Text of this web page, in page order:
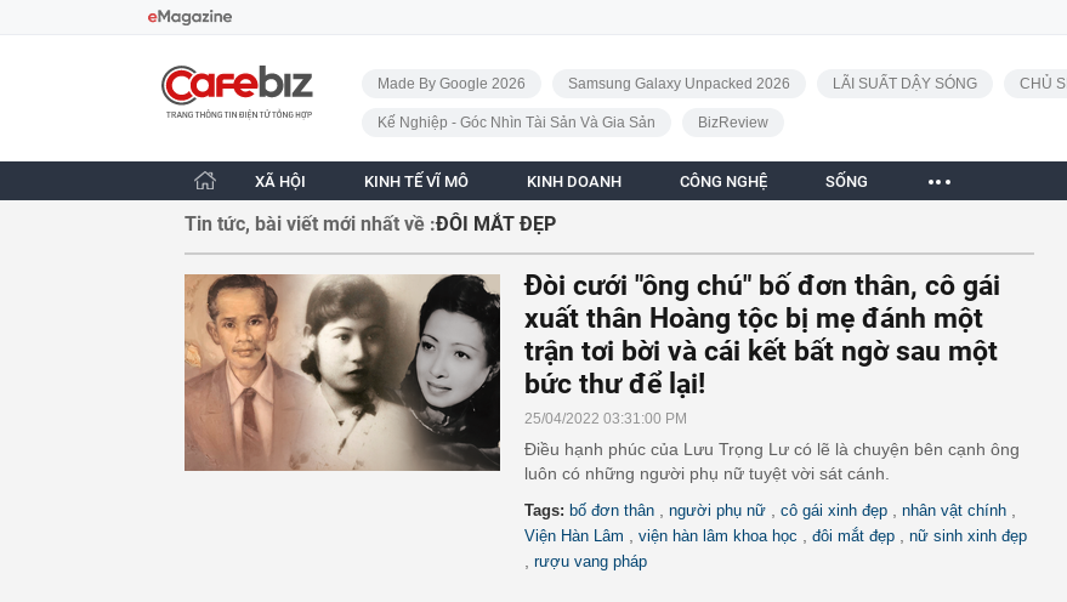
CafeBiz - Trang chủ
Made By Google 2026
Samsung Galaxy Unpacked 2026 LÃI SUẤT DẬY SÓNG CHỦ
Kế Nghiệp - Góc Nhìn Tài Sản Và Gia Sản BizReview
XÃ HỘI KINH TẾ VĨ MÔ KINH DOANH CÔNG NGHỆ SỐNG
Tin tức, bài viết mới nhất về :ĐÔI MẮT ĐẸP
Đòi cưới "ông chú" bố đơn thân, cô gái
xuất thân Hoàng tộc bị mẹ đánh một
trận tơi bời và cái kết bất ngờ sau một
bức thư để lại!
25/04/2022 03:31:00 PM
Điều hạnh phúc của Lưu Trọng Lư có lẽ là chuyện bên cạnh ông
luôn có những người phụ nữ tuyệt vời sát cánh.
Tags: bố đơn thân người phụ nữ cô gái xinh đẹp nhân vật chính
Viện Hàn Lâm viện hàn lâm khoa học đôi mắt đẹp nữ sinh xinh đẹp
rượu vang pháp